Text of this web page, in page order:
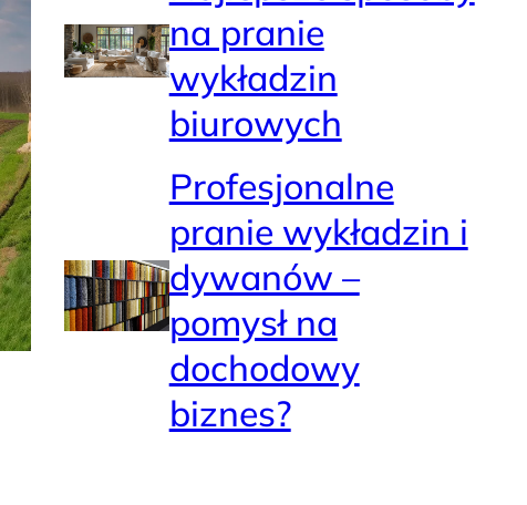
na pranie
wykładzin
biurowych
Profesjonalne
pranie wykładzin i
dywanów –
pomysł na
dochodowy
biznes?